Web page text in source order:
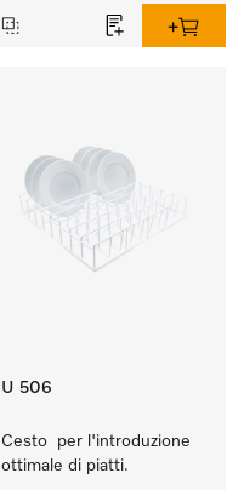
U 506
Cesto  per l'introduzione
ottimale di piatti.